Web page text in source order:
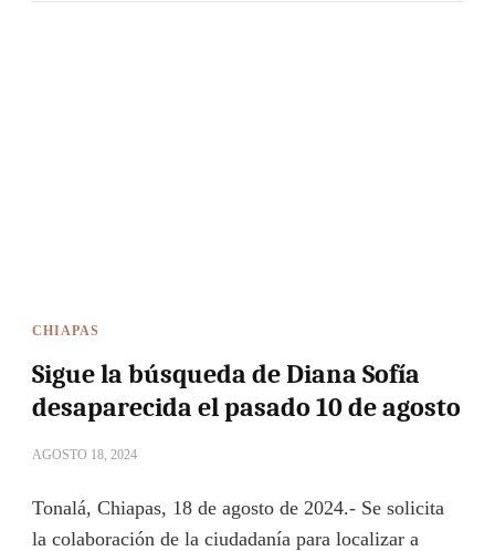
CHIAPAS
Sigue la búsqueda de Diana Sofía
desaparecida el pasado 10 de agosto
AGOSTO 18, 2024
Tonalá, Chiapas, 18 de agosto de 2024.- Se solicita
la colaboración de la ciudadanía para localizar a